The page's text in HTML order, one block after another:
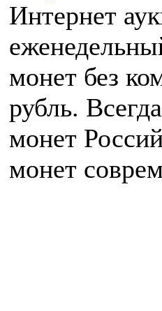
Интернет
монет без
рубль.
монет
монет